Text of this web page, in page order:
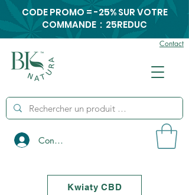
Contact
Connexion
CODE PROMO = -25% SUR VOTRE
COMMANDE : 25REDUC
Kwiaty CBD